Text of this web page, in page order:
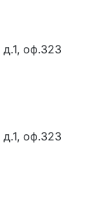
д.1, оф.323
д.1, оф.323